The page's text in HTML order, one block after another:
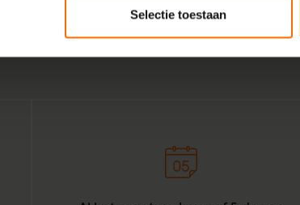
Selectie toestaan
bouwprofessionals simpeler te maken. Geef